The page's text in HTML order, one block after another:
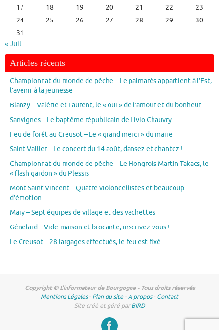
17
18 19 20 21 22
23
24
25 26 27 28 29
30
31
« Juil
Articles récents
Championnat du monde de pêche – Le palmarès appartient à l’Est,
l’avenir à la jeunesse
Blanzy – Valérie et Laurent, le « oui » de l’amour et du bonheur
Sanvignes – Le baptême républicain de Livio Chauvry
Feu de forêt au Creusot – Le « grand merci » du maire
Saint-Vallier – Le concert du 14 août, dansez et chantez !
Championnat du monde de pêche – Le Hongrois Martin Takacs, le
« flash gardon » du Plessis
Mont-Saint-Vincent – Quatre violoncellistes et beaucoup
d’émotion
Mary – Sept équipes de village et des vachettes
Génelard – Vide-maison et brocante, inscrivez-vous !
Le Creusot – 28 largages effectués, le feu est fixé
Copyright © L'informateur de Bourgogne - Tous droits réservés
Mentions Légales- Plan du site -A propos- Contact
Site créé et géré parBIRD